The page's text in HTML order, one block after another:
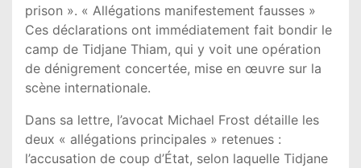
prison ». « Allégations manifestement fausses »
Ces déclarations ont immédiatement fait bondir le
camp de Tidjane Thiam, qui y voit une opération
de dénigrement concertée, mise en œuvre sur la
scène internationale.
Dans sa lettre, l’avocat Michael Frost détaille les
deux « allégations principales » retenues :
l’accusation de coup d’État, selon laquelle Tidjane